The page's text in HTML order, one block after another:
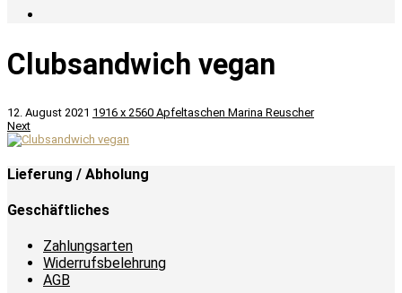
Clubsandwich vegan
12. August 2021 1916 x 2560 Apfeltaschen Marina Reuscher
Next
Lieferung / Abholung
Geschäftliches
Zahlungsarten
Widerrufsbelehrung
AGB